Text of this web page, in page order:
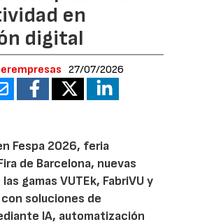
en
digital
27/07/2026
Fespa 2026, feria
de Barcelona, nuevas
gamas VUTEk, FabriVU y
soluciones de
IA, automatización